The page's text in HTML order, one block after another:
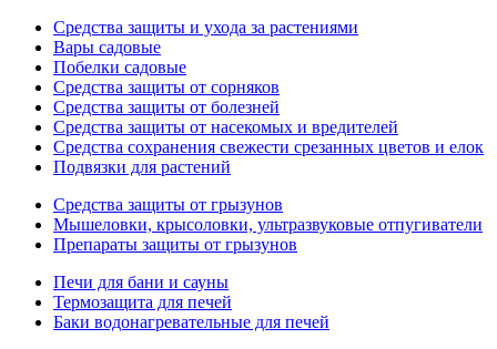
Средства защиты и ухода за растениями
Вары садовые
Побелки садовые
Средства защиты от сорняков
Средства защиты от болезней
Средства защиты от насекомых и вредителей
Средства сохранения свежести срезанных цветов и елок
Подвязки для растений
Средства защиты от грызунов
Мышеловки, крысоловки, ультразвуковые отпугиватели
Препараты защиты от грызунов
Печи для бани и сауны
Термозащита для печей
Баки водонагревательные для печей